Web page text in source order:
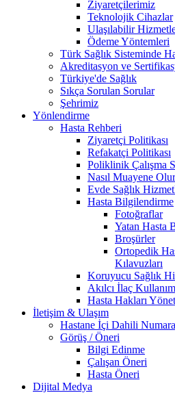
Ziyaretçilerimiz
Teknolojik Cihazlar
Ulaşılabilir
Ödeme Yöntemleri
Türk Sağlık Sisteminde
Akreditasyon ve
Türkiye'de Sağlık
Sıkça Sorulan Sorular
Şehrimiz
Yönlendirme
Hasta Rehberi
Ziyaretçi Politikası
Refakatçi Politikası
Poliklinik Çalışma
Nasıl Muayene
Evde Sağlık
Hasta Bilgilendirme
Fotoğraflar
Yatan Hasta
Broşürler
Ortopedik
Kılavuzları
Koruyucu Sağlık
Akılcı İlaç
Hasta Hakları
İletişim & Ulaşım
Hastane İçi Dahili
Görüş / Öneri
Bilgi Edinme
Çalışan Öneri
Hasta Öneri
Dijital Medya